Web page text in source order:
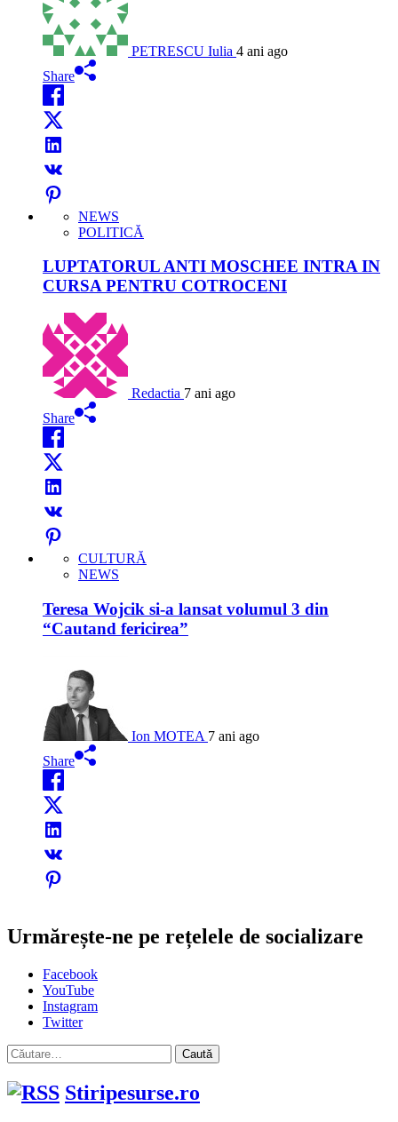
PETRESCU Iulia 4 ani ago
Share
NEWS
POLITICĂ
LUPTATORUL ANTI MOSCHEE INTRA IN
CURSA PENTRU COTROCENI
Redactia 7 ani ago
Share
CULTURĂ
NEWS
Teresa Wojcik si-a lansat volumul 3 din
“Cautand fericirea”
Ion MOTEA 7 ani ago
Share
Urmărește-ne pe rețelele de socializare
Facebook
YouTube
Instagram
Twitter
Caută
după:
Stiripesurse.ro